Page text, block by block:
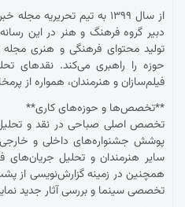
از سال ۱۳۹۹ به تیم تحریریه
دبیر گروه فرهنگ و هنر در این
تولید محتوای فرهنگی و هنری مجله
حوزه را راهبری می‌کند. نقدهای
فیلم‌سازان و هنرمندان، همواره از
**تخصص‌ها و حوزه‌های کاری**
تخصص اصلی صباحی در نقد و تحلیل
پوشش جشنواره‌های داخلی و خارجی،
سایر هنرمندان و تحلیل
همچنین در زمینه گزارش‌نویسی از
تخصصی سینما و بررسی آثار جدید